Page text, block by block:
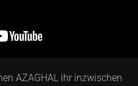
AZAGHAL ihr inzwischen